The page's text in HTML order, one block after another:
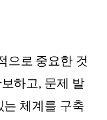
으로 중요한 것
하고, 문제 발
는 체계를 구축